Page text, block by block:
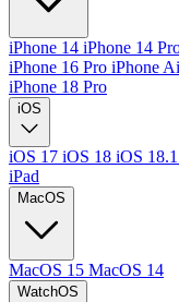
iPhone 14 iPhone 14
iPhone 16 Pro iPhone
iPhone 18 Pro
iOS
iOS 17 iOS 18 iOS 18.1
iPad
MacOS
MacOS 15 MacOS 14
WatchOS